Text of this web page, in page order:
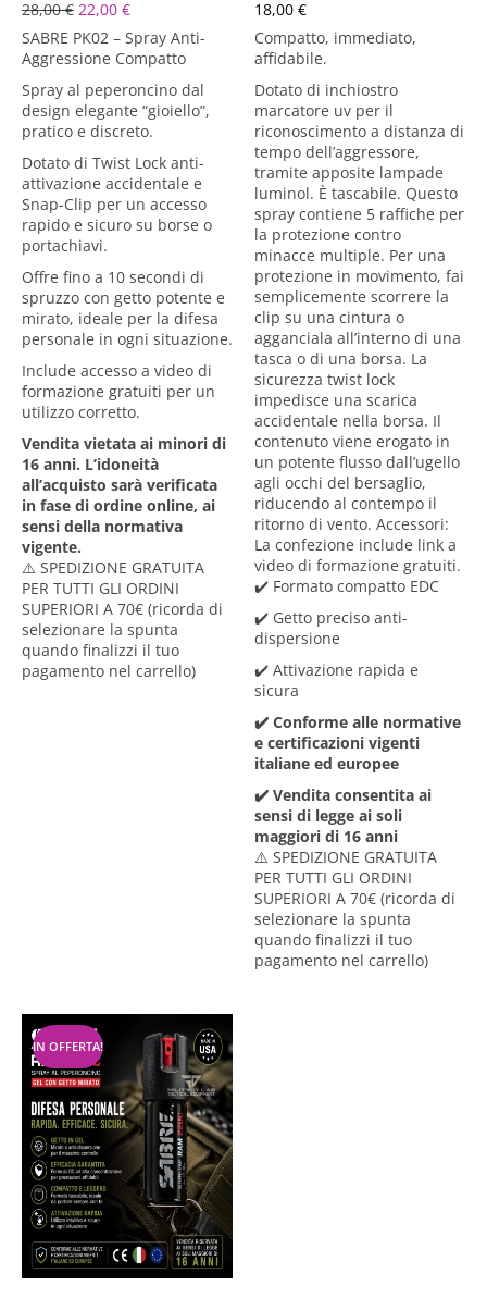
28,00€ 22,00 €
SABRE PK02 – Spray Anti-
Aggressione Compatto
Spray al peperoncino dal
design elegante “gioiello”,
pratico e discreto.
Dotato di Twist Lock anti-
attivazione accidentale e
Snap-Clip per un accesso
rapido e sicuro su borse o
portachiavi.
Offre fino a 10 secondi di
spruzzo con getto potente e
mirato, ideale per la difesa
personale in ogni situazione.
Include accesso a video di
formazione gratuiti per un
utilizzo corretto.
Vendita vietata ai minori di
16 anni. L’idoneità
all’acquisto sarà verificata
in fase di ordine online, ai
sensi della normativa
vigente.
⚠️ SPEDIZIONE GRATUITA
PER TUTTI GLI ORDINI
SUPERIORI A 70€ (ricorda di
selezionare la spunta
quando finalizzi il tuo
pagamento nel carrello)
18,00 €
Compatto, immediato,
affidabile.
Dotato di inchiostro
marcatore uv per il
riconoscimento a distanza di
tempo dell’aggressore,
tramite apposite lampade
luminol. È tascabile. Questo
spray contiene 5 raffiche per
la protezione contro
minacce multiple. Per una
protezione in movimento, fai
semplicemente scorrere la
clip su una cintura o
agganciala all’interno di una
tasca o di una borsa. La
sicurezza twist lock
impedisce una scarica
accidentale nella borsa. Il
contenuto viene erogato in
un potente flusso dall’ugello
agli occhi del bersaglio,
riducendo al contempo il
ritorno di vento. Accessori:
La confezione include link a
video di formazione gratuiti.
✔️ Formato compatto EDC
✔️ Getto preciso anti-
dispersione
✔️ Attivazione rapida e
sicura
✔️ Conforme alle normative
e certificazioni vigenti
italiane ed europee
✔️ Vendita consentita ai
sensi di legge ai soli
maggiori di 16 anni
⚠️ SPEDIZIONE GRATUITA
PER TUTTI GLI ORDINI
SUPERIORI A 70€ (ricorda di
selezionare la spunta
quando finalizzi il tuo
pagamento nel carrello)
IN OFFERTA!